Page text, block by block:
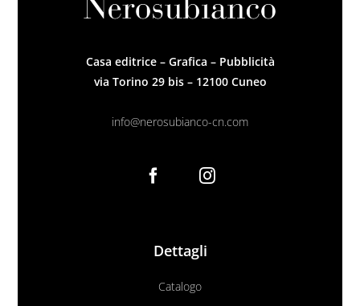
Casa editrice – Grafica – Pubblicità
via Torino 29 bis – 12100 Cuneo
info@nerosubianco-cn.com
Dettagli
Catalogo